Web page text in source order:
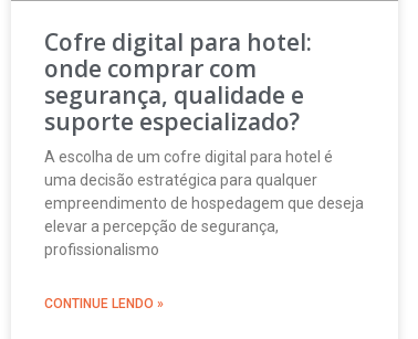
Cofre digital para hotel:
onde comprar com
segurança, qualidade e
suporte especializado?
A escolha de um cofre digital para hotel é
uma decisão estratégica para qualquer
empreendimento de hospedagem que deseja
elevar a percepção de segurança,
profissionalismo
CONTINUE LENDO »